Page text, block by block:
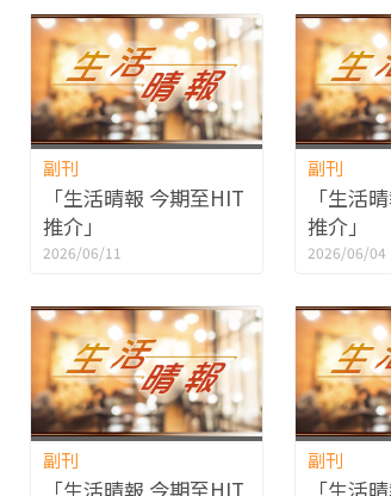
副刊
「生活晴報 今期至HIT
推介」
2026/06/11
副刊
「生活
推介」
2026/06/04
副刊
「生活晴報 今期至HIT
副刊
「生活